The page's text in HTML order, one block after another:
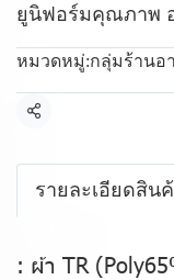
ยูนิฟอร์มคุณภาพ
หมวดหมู่:กลุ่มร้านอ
แชร์
รายละเอียดสิน
: ผ้า TR